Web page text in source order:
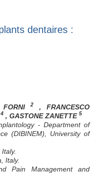
dentaires :
2
, FRANCESCO
4 , GASTONE ZANETTE 5
- Department of
(DIBINEM), University of
Italy.
Pain Management and